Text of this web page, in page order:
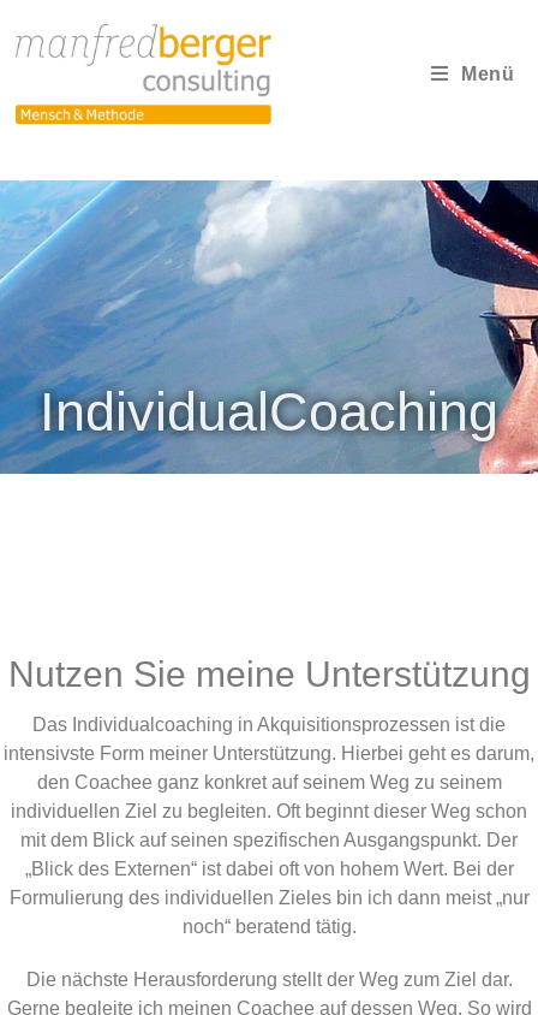
Menü
IndividualCoaching
Nutzen Sie meine Unterstützung
Das Individualcoaching in Akquisitionsprozessen ist die
intensivste Form meiner Unterstützung. Hierbei geht es darum,
den Coachee ganz konkret auf seinem Weg zu seinem
individuellen Ziel zu begleiten. Oft beginnt dieser Weg schon
mit dem Blick auf seinen spezifischen Ausgangspunkt. Der
„Blick des Externen“ ist dabei oft von hohem Wert. Bei der
Formulierung des individuellen Zieles bin ich dann meist „nur
noch“ beratend tätig.
Die nächste Herausforderung stellt der Weg zum Ziel dar.
Gerne begleite ich meinen Coachee auf dessen Weg. So wird